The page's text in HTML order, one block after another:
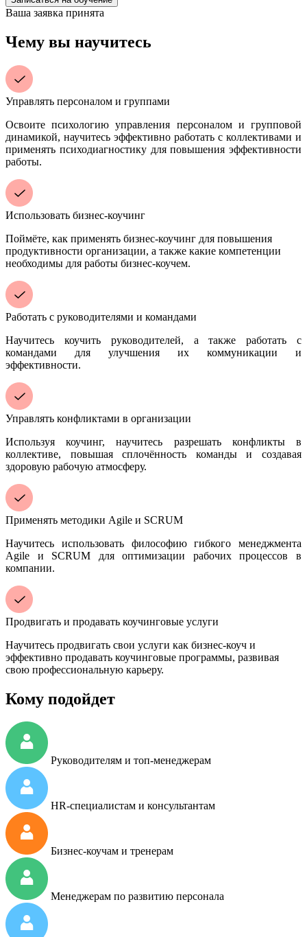
Ваша заявка принята
Чему вы научитесь
Управлять персоналом и группами
Освоите психологию управления персоналом и групповой
динамикой, научитесь эффективно работать с коллективами и
применять психодиагностику для повышения эффективности
работы.
Использовать бизнес-коучинг
Поймёте, как применять бизнес-коучинг для повышения
продуктивности организации, а также какие компетенции
необходимы для работы бизнес-коучем.
Работать с руководителями и командами
Научитесь коучить руководителей, а также работать с
командами для улучшения их коммуникации и
эффективности.
Управлять конфликтами в организации
Используя коучинг, научитесь разрешать конфликты в
коллективе, повышая сплочённость команды и создавая
здоровую рабочую атмосферу.
Применять методики Agile и SCRUM
Научитесь использовать философию гибкого менеджмента
Agile и SCRUM для оптимизации рабочих процессов в
компании.
Продвигать и продавать коучинговые услуги
Научитесь продвигать свои услуги как бизнес-коуч и
эффективно продавать коучинговые программы, развивая
свою профессиональную карьеру.
Кому подойдет
Руководителям и топ-менеджерам
HR-специалистам и консультантам
Бизнес-коучам и тренерам
Менеджерам по развитию персонала